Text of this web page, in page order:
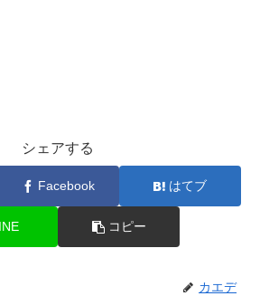
シェアする
Facebook はてブ
コピー
カエデ